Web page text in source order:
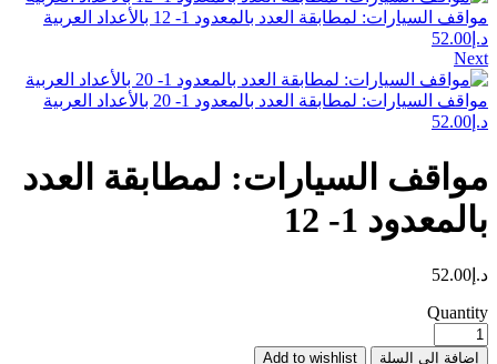
مواقف السيارات: لمطابقة العدد بالمعدود 1- 12 بالأعداد العربية
د.إ 52.00
Next
مواقف السيارات: لمطابقة العدد بالمعدود 1- 20 بالأعداد العربية
د.إ 52.00
مواقف السيارات: لمطابقة العدد
بالمعدود 1- 12
د.إ 52.00
Quantity
إضافة إلى السلة Add to wishlist